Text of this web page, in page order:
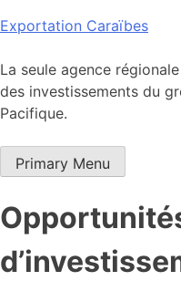
Skip
content
Exportation Caraïbes
La seule agence
des investissements du
Pacifique.
Primary Menu